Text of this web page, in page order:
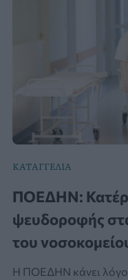
ΚΑΤΑΓΓΕΛΙΑ
ΠΟΕΔΗΝ:
ψευδοροφής
του
Η ΠΟΕΔΗΝ κάνει λόγο